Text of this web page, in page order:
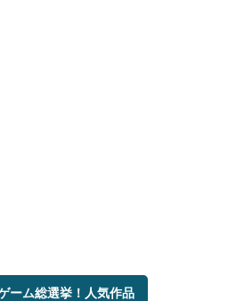
ーム総選挙！人気作品